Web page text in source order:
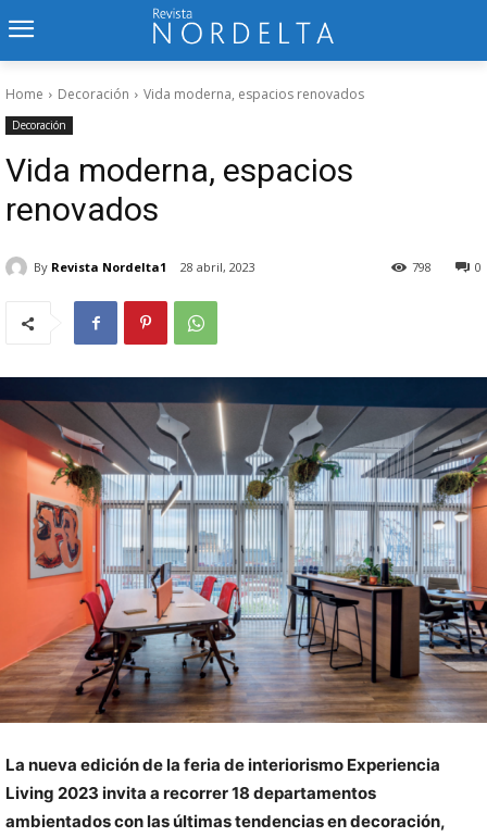
Home Decoración Vida moderna, espacios renovados
Decoración
Vida moderna, espacios
renovados
By Revista Nordelta1 28 abril, 2023 0
798
La nueva edición de la feria de interiorismo Experiencia
Living 2023 invita a recorrer 18 departamentos
ambientados con las últimas tendencias en decoración,